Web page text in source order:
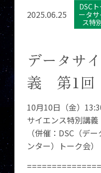
2025.06.25
DSC
ータ
ス特
データサ
義 第1回
10月10日（金）
サイエンス特別講
（併催：DSC（デ
ンター）トーク会）